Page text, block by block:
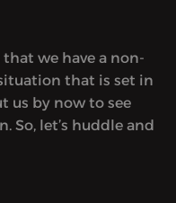
we have a non-
that is set in
us by now to see
So, let’s huddle and